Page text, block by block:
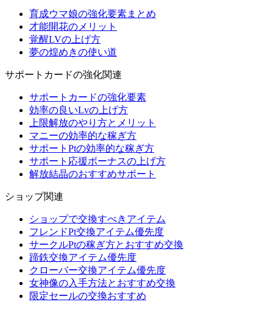
育成ウマ娘の強化要素まとめ
才能開花のメリット
覚醒LVの上げ方
夢の煌めきの使い道
サポートカードの強化関連
サポートカードの強化要素
効率の良いLvの上げ方
上限解放のやり方とメリット
マニーの効率的な稼ぎ方
サポートPtの効率的な稼ぎ方
サポート応援ボーナスの上げ方
解放結晶のおすすめサポート
ショップ関連
ショップで交換すべきアイテム
フレンドPt交換アイテム優先度
サークルPtの稼ぎ方とおすすめ交換
蹄鉄交換アイテム優先度
クローバー交換アイテム優先度
女神像の入手方法とおすすめ交換
限定セールの交換おすすめ